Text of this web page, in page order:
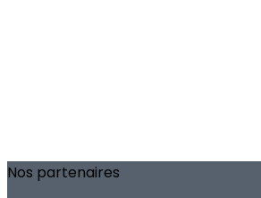
Nos partenaires